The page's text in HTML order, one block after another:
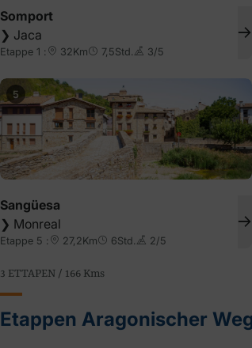
Somport
❯ Jaca
Etappe 1 : 32Km 7,5Std. 3/5
5
Sangüesa
❯ Monreal
Etappe 5 : 27,2Km 6Std. 2/5
3 ETTAPEN / 166 Kms
Etappen Aragonischer